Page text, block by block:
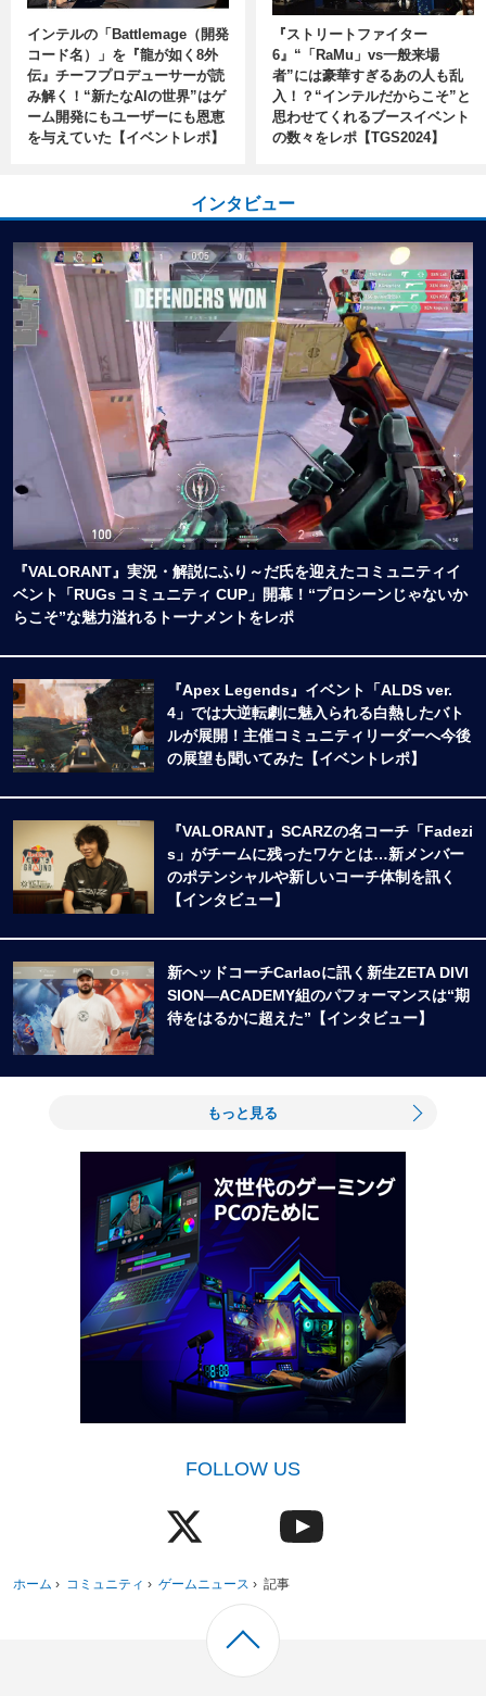
インテルの「Battlemage（開発
コード名）」を『龍が如く8外
伝』チーフプロデューサーが読
み解く！“新たなAIの世界”はゲ
ーム開発にもユーザーにも恩恵
を与えていた【イベントレポ】
『ストリートファイター
6』“「RaMu」vs一般来場
者”には豪華すぎるあの人も乱
入！？“インテルだからこそ”と
思わせてくれるブースイベント
の数々をレポ【TGS2024】
インタビュー
『VALORANT』実況・解説にふり～だ氏を迎えたコミュニティイ
ベント「RUGs コミュニティ CUP」開幕！“プロシーンじゃないか
らこそ”な魅力溢れるトーナメントをレポ
『Apex Legends』イベント「ALDS ver.
4」では大逆転劇に魅入られる白熱したバト
ルが展開！主催コミュニティリーダーへ今後
の展望も聞いてみた【イベントレポ】
『VALORANT』SCARZの名コーチ「Fadezi
s」がチームに残ったワケとは…新メンバー
のポテンシャルや新しいコーチ体制を訊く
【インタビュー】
新ヘッドコーチCarlaoに訊く新生ZETA DIVI
SION―ACADEMY組のパフォーマンスは“期
待をはるかに超えた”【インタビュー】
もっと見る
FOLLOW US
ホーム › コミュニティ › ゲームニュース › 記事